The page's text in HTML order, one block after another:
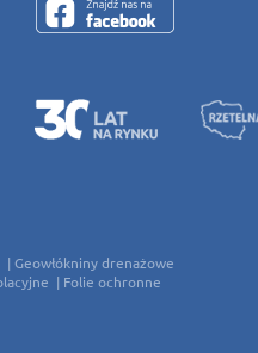
Geowłókniny drenażowe
Folie ochronne